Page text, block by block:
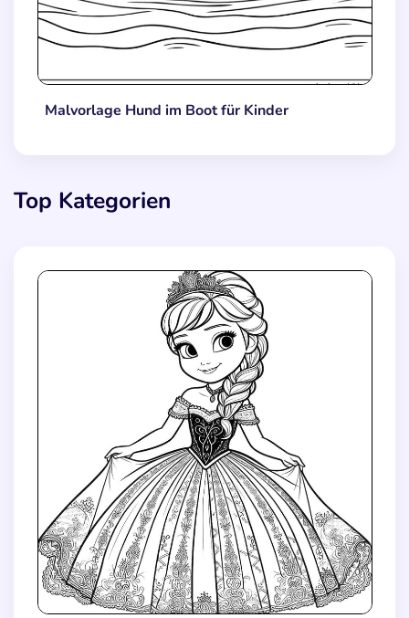
Malvorlage Hund im Boot für Kinder
Top Kategorien